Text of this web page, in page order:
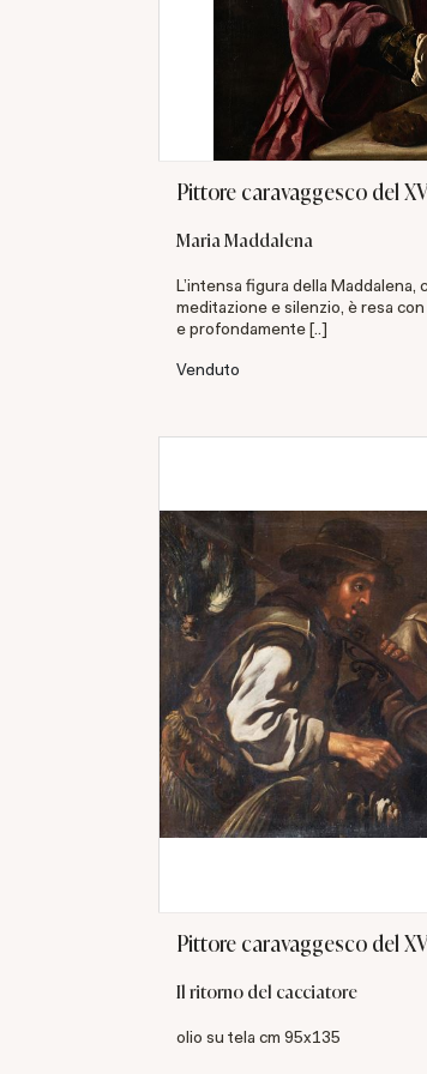
Pittore caravaggesco del
Maria Maddalena
L’intensa figura della Maddalena,
meditazione e silenzio, è resa
e profondamente [..]
Venduto
Pittore caravaggesco del
Il ritorno del cacciatore
olio su tela cm 95x135